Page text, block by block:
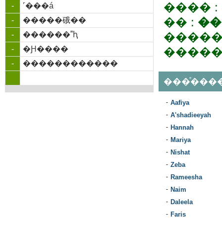
-
˹���á
-
�����硪��
-
������˭ԧ
-
�Ԩ����
-
������������
���� :
�� :
- Aafiya
- A'shadieeyah
- Hannah
- Mariya
- Nishat
- Zeba
- Rameesha
- Naim
- Daleela
- Faris